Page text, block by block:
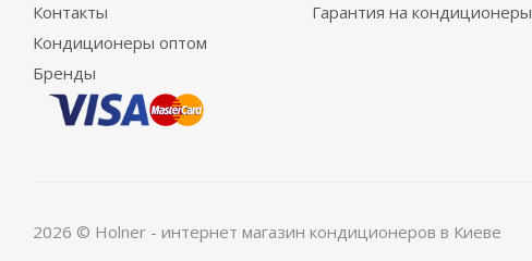
Контакты
Кондиционеры оптом
Бренды
Гарантия на кондиционеры
2026 © Holner - интернет магазин кондиционеров в Киеве